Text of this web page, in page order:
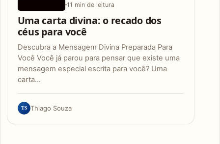
11 min de leitura
Uma carta divina: o recado dos
céus para você
Descubra a Mensagem Divina Preparada Para
Você Você já parou para pensar que existe uma
mensagem especial escrita para você? Uma
carta…
TS Thiago Souza